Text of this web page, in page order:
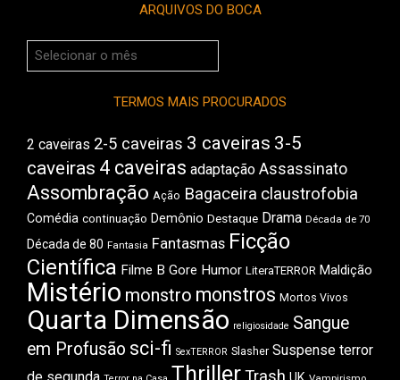
ARQUIVOS DO BOCA
Arquivos
do
TERMOS MAIS PROCURADOS
2 caveiras 2-5 caveiras 3 caveiras 3-5
caveiras 4 caveiras adaptação Assassinato
Assombração Ação Bagaceira claustrofobia
Comédia continuação Demônio Destaque Drama Década de 70
Década de 80 Fantasia Fantasmas Ficção
Científica Filme B Gore Humor LiteraTERROR Maldição
Mistério monstro monstros Mortos Vivos
Quarta Dimensão religiosidade Sangue
em Profusão sci-fi SexTERROR Slasher Suspense terror
Thriller